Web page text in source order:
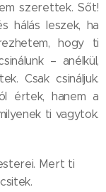
szerettek. Sőt!
hálás leszek, ha
hogy ti
– anélkül,
Csak csináljuk.
értek, hanem a
ti vagytok.
Mert ti